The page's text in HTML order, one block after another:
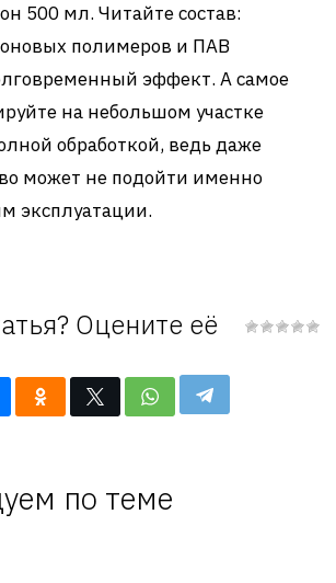
500 мл. Читайте состав:
полимеров и ПАВ
эффект. А самое
на небольшом участке
обработкой, ведь даже
может не подойти именно
эксплуатации.
Оцените её
по теме